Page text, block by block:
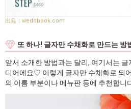
weddbook.com
또 하나! 글자만 수채화로 만드는
앞서 소개한 방법과는 달리, 여기서는
디어에요♡ 이렇게 글자만 수채화로 되
의 이름 부분이나 메뉴판 등에 추천합니